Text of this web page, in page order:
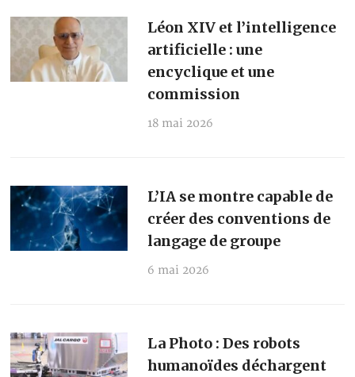
Léon XIV et l’intelligence
artificielle : une
encyclique et une
commission
18 mai 2026
L’IA se montre capable de
créer des conventions de
langage de groupe
6 mai 2026
La Photo : Des robots
humanoïdes déchargent